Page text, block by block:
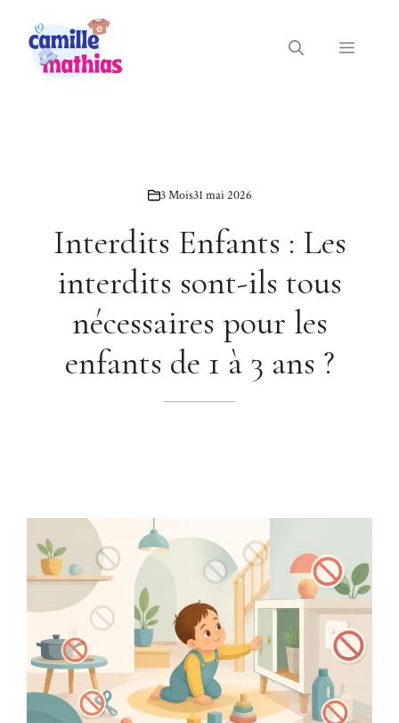
contenu
Menu
3 Mois31 mai 2026
Interdits Enfants : Les
interdits sont-ils tous
nécessaires pour les
enfants de 1 à 3 ans ?